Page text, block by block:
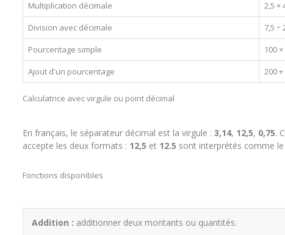
Multiplication décimale
2,5 ×
Division avec décimale
7,5 ÷
Pourcentage simple
100
Ajout d'un pourcentage
200 +
Calculatrice avec virgule ou point décimal
En français, le séparateur décimal est la virgule : 3,14, 12,5, 0,75.
accepte les deux formats : 12,5 et 12.5 sont interprétés comme
Fonctions disponibles
Addition : additionner deux montants ou quantités.